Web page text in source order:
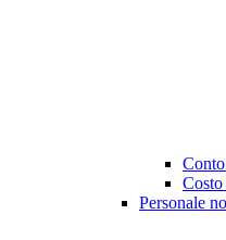
Costo
Personale